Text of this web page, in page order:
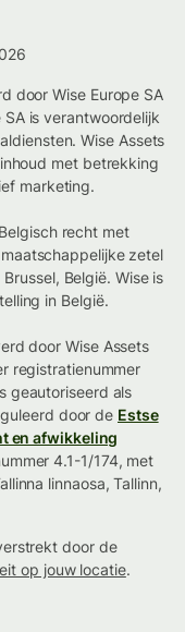
door Wise Europe SA
SA is verantwoordelijk
Wise Assets
met betrekking
marketing.
recht met
zetel
België. Wise is
in België.
door Wise Assets
registratienummer
geautoriseerd als
door de Estse
en afwikkeling
4.1-1/174, met
linnaosa, Tallinn,
door de
op jouw locatie.